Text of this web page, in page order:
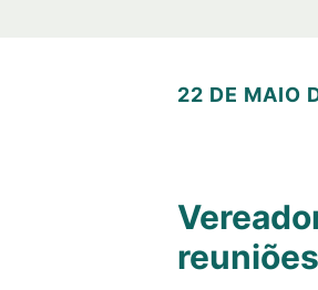
22 DE MAIO